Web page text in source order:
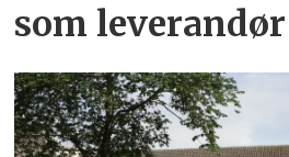
som leverandør